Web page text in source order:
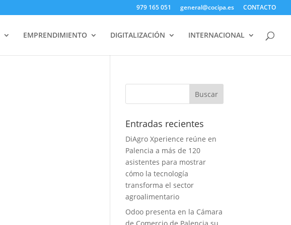
979 165 051 general@cocipa.es CONTACTO
EMPRENDIMIENTO DIGITALIZACIÓN INTERNACIONAL
Entradas recientes
DiAgro Xperience reúne en
Palencia a más de 120
asistentes para mostrar
cómo la tecnología
transforma el sector
agroalimentario
Odoo presenta en la Cámara